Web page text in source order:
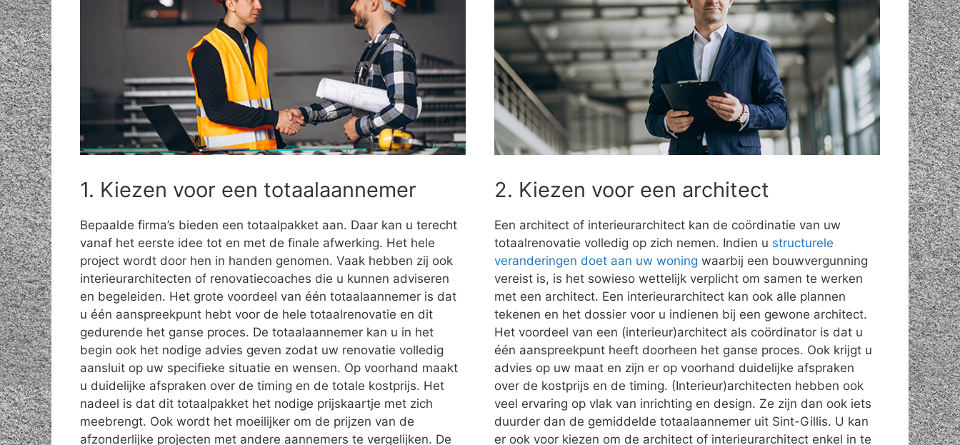
1. Kiezen voor een totaalaannemer
Bepaalde firma’s bieden een totaalpakket aan. Daar kan u terecht
vanaf het eerste idee tot en met de finale afwerking. Het hele
project wordt door hen in handen genomen. Vaak hebben zij ook
interieurarchitecten of renovatiecoaches die u kunnen adviseren
en begeleiden. Het grote voordeel van één totaalaannemer is dat
u één aanspreekpunt hebt voor de hele totaalrenovatie en dit
gedurende het ganse proces. De totaalaannemer kan u in het
begin ook het nodige advies geven zodat uw renovatie volledig
aansluit op uw specifieke situatie en wensen. Op voorhand maakt
u duidelijke afspraken over de timing en de totale kostprijs. Het
nadeel is dat dit totaalpakket het nodige prijskaartje met zich
meebrengt. Ook wordt het moeilijker om de prijzen van de
afzonderlijke projecten met andere aannemers te vergelijken. De
2. Kiezen voor een architect
Een architect of interieurarchitect kan de coördinatie van uw
totaalrenovatie volledig op zich nemen. Indien u structurele
veranderingen doet aan uw woning waarbij een bouwvergunning
vereist is, is het sowieso wettelijk verplicht om samen te werken
met een architect. Een interieurarchitect kan ook alle plannen
tekenen en het dossier voor u indienen bij een gewone architect.
Het voordeel van een (interieur)architect als coördinator is dat u
één aanspreekpunt heeft doorheen het ganse proces. Ook krijgt u
advies op uw maat en zijn er op voorhand duidelijke afspraken
over de kostprijs en de timing. (Interieur)architecten hebben ook
veel ervaring op vlak van inrichting en design. Ze zijn dan ook iets
duurder dan de gemiddelde totaalaannemer uit Sint-Gillis. U kan
er ook voor kiezen om de architect of interieurarchitect enkel in te